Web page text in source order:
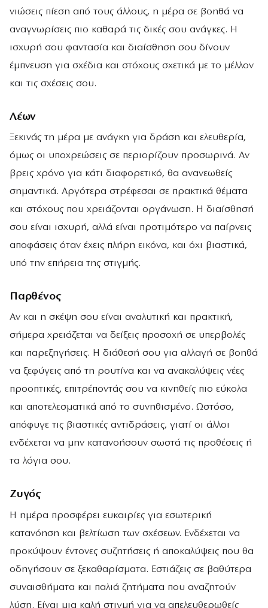
νιώσεις πίεση από τους άλλους, η μέρα σε βοηθά να
αναγνωρίσεις πιο καθαρά τις δικές σου ανάγκες. Η
ισχυρή σου φαντασία και διαίσθηση σου δίνουν
έμπνευση για σχέδια και στόχους σχετικά με το μέλλον
και τις σχέσεις σου.
Λέων
Ξεκινάς τη μέρα με ανάγκη για δράση και ελευθερία,
όμως οι υποχρεώσεις σε περιορίζουν προσωρινά. Αν
βρεις χρόνο για κάτι διαφορετικό, θα ανανεωθείς
σημαντικά. Αργότερα στρέφεσαι σε πρακτικά θέματα
και στόχους που χρειάζονται οργάνωση. Η διαίσθησή
σου είναι ισχυρή, αλλά είναι προτιμότερο να παίρνεις
αποφάσεις όταν έχεις πλήρη εικόνα, και όχι βιαστικά,
υπό την επήρεια της στιγμής.
Παρθένος
Αν και η σκέψη σου είναι αναλυτική και πρακτική,
σήμερα χρειάζεται να δείξεις προσοχή σε υπερβολές
και παρεξηγήσεις. Η διάθεσή σου για αλλαγή σε βοηθά
να ξεφύγεις από τη ρουτίνα και να ανακαλύψεις νέες
προοπτικές, επιτρέποντάς σου να κινηθείς πιο εύκολα
και αποτελεσματικά από το συνηθισμένο. Ωστόσο,
απόφυγε τις βιαστικές αντιδράσεις, γιατί οι άλλοι
ενδέχεται να μην κατανοήσουν σωστά τις προθέσεις ή
τα λόγια σου.
Ζυγός
Η ημέρα προσφέρει ευκαιρίες για εσωτερική
κατανόηση και βελτίωση των σχέσεων. Ενδέχεται να
προκύψουν έντονες συζητήσεις ή αποκαλύψεις που θα
οδηγήσουν σε ξεκαθαρίσματα. Εστιάζεις σε βαθύτερα
συναισθήματα και παλιά ζητήματα που αναζητούν
λύση. Είναι μια καλή στιγμή για να απελευθερωθείς